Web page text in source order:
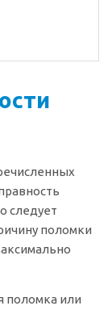
следует
поломки
поломка или